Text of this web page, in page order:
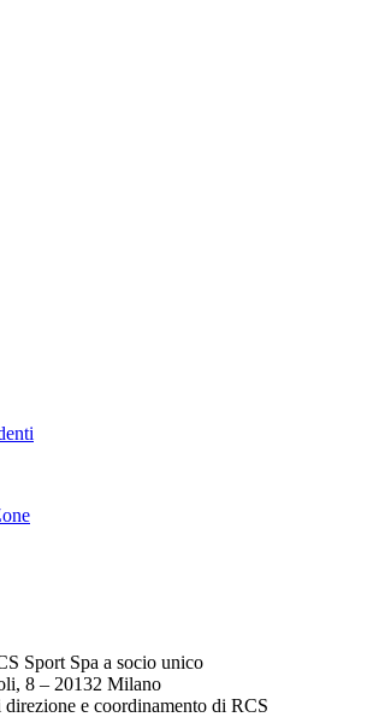
Sport Spa a socio unico
8 – 20132 Milano
direzione e coordinamento di RCS